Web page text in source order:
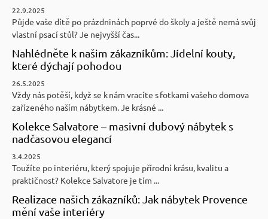
22.9.2025
Půjde vaše dítě po prázdninách poprvé do školy a ještě nemá svůj
vlastní psací stůl? Je nejvyšší čas...
Nahlédněte k našim zákazníkům: Jídelní kouty,
které dýchají pohodou
26.5.2025
Vždy nás potěší, když se k nám vracíte s fotkami vašeho domova
zařízeného naším nábytkem. Je krásné ...
Kolekce Salvatore – masivní dubový nábytek s
nadčasovou elegancí
3.4.2025
Toužíte po interiéru, který spojuje přírodní krásu, kvalitu a
praktičnost? Kolekce Salvatore je tím ...
Realizace našich zákazníků: Jak nábytek Provence
mění vaše interiéry